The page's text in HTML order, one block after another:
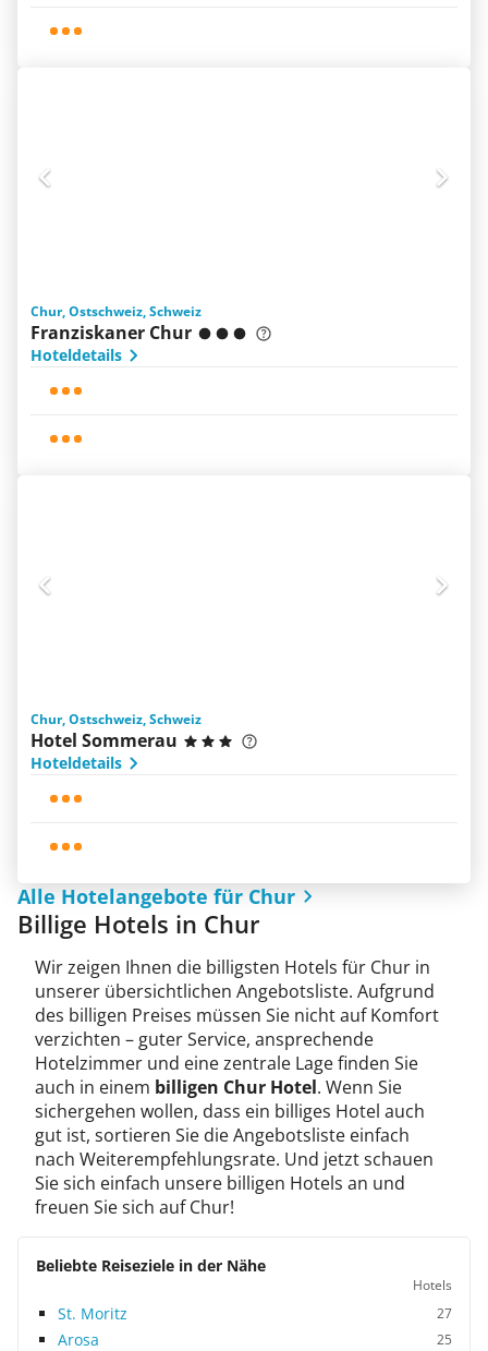
Chur, Ostschweiz, Schweiz
Franziskaner Chur
Hoteldetails
Chur, Ostschweiz, Schweiz
Hotel Sommerau
Hoteldetails
Alle Hotelangebote für Chur
Billige Hotels in Chur
Wir zeigen Ihnen die billigsten Hotels für Chur in
unserer übersichtlichen Angebotsliste. Aufgrund
des billigen Preises müssen Sie nicht auf Komfort
verzichten – guter Service, ansprechende
Hotelzimmer und eine zentrale Lage finden Sie
auch in einem billigen Chur Hotel. Wenn Sie
sichergehen wollen, dass ein billiges Hotel auch
gut ist, sortieren Sie die Angebotsliste einfach
nach Weiterempfehlungsrate. Und jetzt schauen
Sie sich einfach unsere billigen Hotels an und
freuen Sie sich auf Chur!
Beliebte Reiseziele in der Nähe
Hotels
St. Moritz 27
Arosa 25